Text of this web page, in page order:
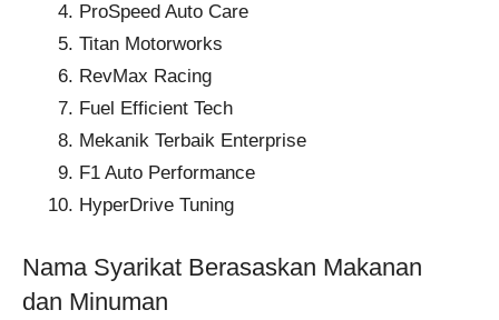
ProSpeed Auto Care
Titan Motorworks
RevMax Racing
Fuel Efficient Tech
Mekanik Terbaik Enterprise
F1 Auto Performance
HyperDrive Tuning
Nama Syarikat Berasaskan Makanan
dan Minuman